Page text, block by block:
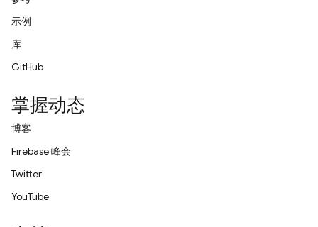
示例
库
GitHub
掌握动态
博客
Firebase 峰会
Twitter
YouTube